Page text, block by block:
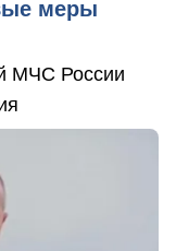
меры
МЧС России